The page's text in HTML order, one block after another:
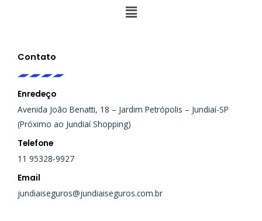
Menu
Contato
Enredeço
Avenida João Benatti, 18 – Jardim Petrópolis – Jundiaí-SP
(Próximo ao Jundiaí Shopping)
Telefone
11 95328-9927
Email
jundiaiseguros@jundiaiseguros.com.br